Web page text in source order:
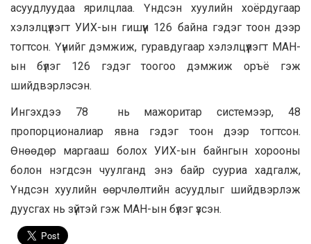
асуудлуудаа ярилцлаа. Үндсэн хуулийн хоёрдугаар
хэлэлцүүлэгт УИХ-ын гишүүн 126 байна гэдэг тоон дээр
тогтсон. Үүнийг дэмжиж, гуравдугаар хэлэлцүүлэгт МАН-
ын бүлэг 126 гэдэг тоогоо дэмжиж оръё гэж
шийдвэрлэсэн.
Ингэхдээ 78 нь мажоритар системээр, 48
пропорционалиар явна гэдэг тоон дээр тогтсон.
Өнөөдөр маргааш болох УИХ-ын байнгын хорооны
болон нэгдсэн чуулганд энэ байр сууриа хадгалж,
Үндсэн хуулийн өөрчлөлтийн асуудлыг шийдвэрлэж
дуусгах нь зүйтэй гэж МАН-ын бүлэг үзсэн.